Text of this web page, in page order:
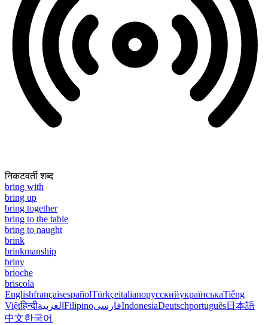
निकटवर्ती शब्द
bring with
bring up
bring together
bring to the table
bring to naught
brink
brinkmanship
briny
brioche
briscola
EnglishfrançaisespañolTürkçeitalianoрусскийукраїнськаTiếng
Việtहिन्दीالعربية FilipinoفارسیIndonesiaDeutschportuguês日本語
中文한국어